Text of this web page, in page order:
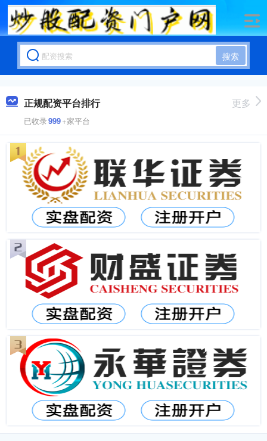
搜索
正规配资平台排行
已收录999+家平台
更多